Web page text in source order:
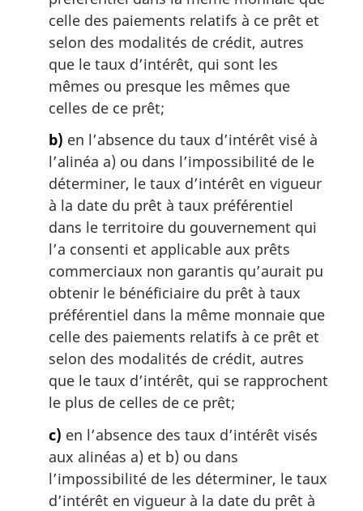
celle des paiements relatifs à ce prêt et
selon des modalités de crédit, autres
que le taux d’intérêt, qui sont les
mêmes ou presque les mêmes que
celles de ce prêt;
b) en l’absence du taux d’intérêt visé à
l’alinéa a) ou dans l’impossibilité de le
déterminer, le taux d’intérêt en vigueur
à la date du prêt à taux préférentiel
dans le territoire du gouvernement qui
l’a consenti et applicable aux prêts
commerciaux non garantis qu’aurait pu
obtenir le bénéficiaire du prêt à taux
préférentiel dans la même monnaie que
celle des paiements relatifs à ce prêt et
selon des modalités de crédit, autres
que le taux d’intérêt, qui se rapprochent
le plus de celles de ce prêt;
c) en l’absence des taux d’intérêt visés
aux alinéas a) et b) ou dans
l’impossibilité de les déterminer, le taux
d’intérêt en vigueur à la date du prêt à